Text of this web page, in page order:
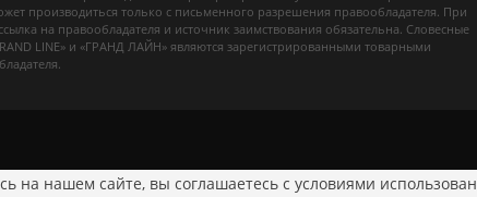
производиться только с письменного разрешения правообладателя. При
на правообладателя и источник заимствования обязательна. Словесные
LINE» и «ГРАНД ЛАЙН» являются зарегистрированными товарными
нашем сайте, вы соглашаетесь с условиями